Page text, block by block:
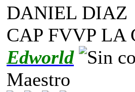
DANIEL DIAZ
CAP FVVP LA
Edworld
Maestro